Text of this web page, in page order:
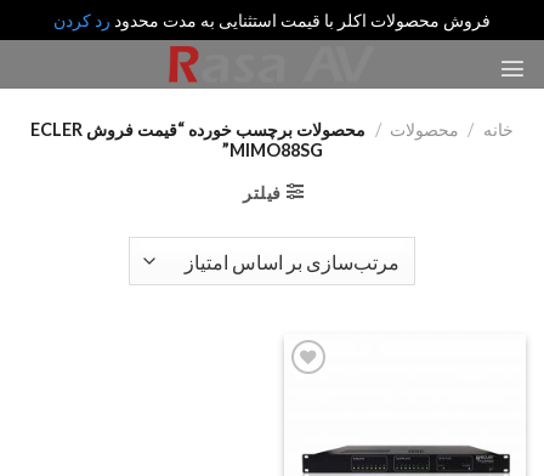
فروش محصولات اکلر با قیمت استثنایی به مدت محدود رد کردن
خانه / محصولات /
محصولات برچسب خورده “قیمت فروش ECLER
MIMO88SG”
فیلتر